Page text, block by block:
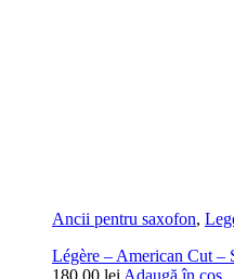
Ancii pentru saxofon,
Légère – American Cut –